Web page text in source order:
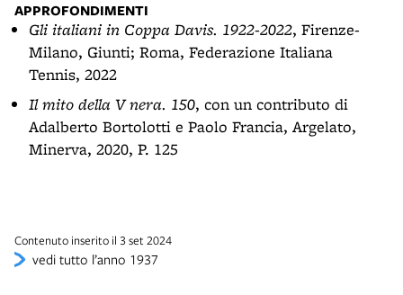
APPROFONDIMENTI
Gli italiani in Coppa Davis. 1922-2022, Firenze-
Milano, Giunti; Roma, Federazione Italiana
Tennis, 2022
Il mito della V nera. 150, con un contributo di
Adalberto Bortolotti e Paolo Francia, Argelato,
Minerva, 2020, P. 125
Contenuto inserito il 3 set 2024
vedi tutto l’anno 1937